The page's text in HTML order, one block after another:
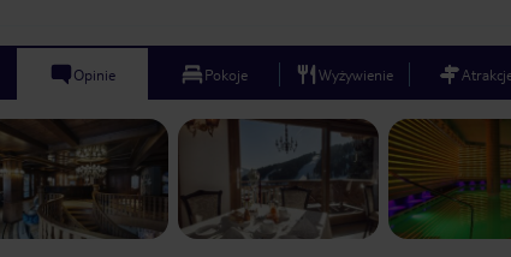
Opinie Pokoje Wyżywienie
Wyjątkowy
Doskonałe położenie ,blisko